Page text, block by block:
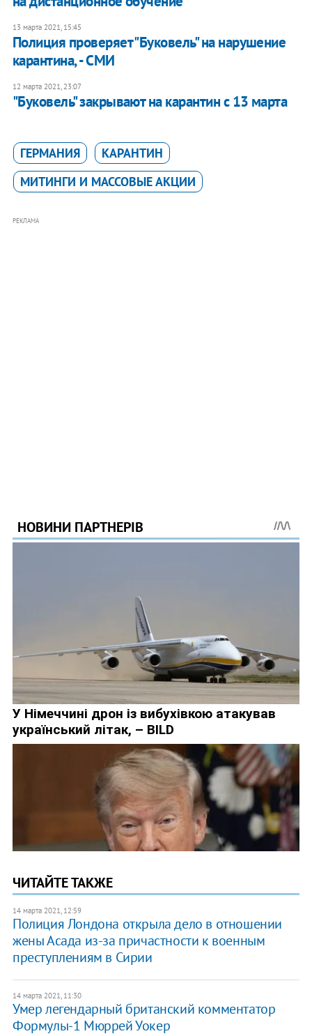
13 марта 2021, 15:45
Полиция проверяет "Буковель" на нарушение
карантина, - СМИ
12 марта 2021, 23:07
"Буковель" закрывают на карантин с 13 марта
ГЕРМАНИЯ
КАРАНТИН
МИТИНГИ И МАССОВЫЕ АКЦИИ
РЕКЛАМА
ЧИТАЙТЕ ТАКЖЕ
14 марта 2021, 12:59
Полиция Лондона открыла дело в отношении
жены Асада из-за причастности к военным
преступлениям в Сирии
14 марта 2021, 11:30
Умер легендарный британский комментатор
Формулы-1 Мюррей Уокер